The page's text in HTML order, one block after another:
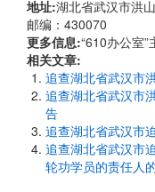
地址:湖北省武汉市洪
邮编：430070
更多信息:“610办公室
相关文章:
追查湖北省武汉市
追查湖北省武汉市
告
追查湖北省武汉市
追查湖北省武汉市
轮功学员的责任人